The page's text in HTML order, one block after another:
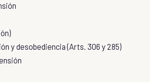
y desobediencia (Arts. 306 y 285)